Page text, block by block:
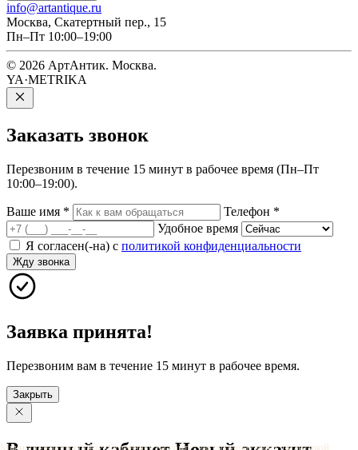
info@artantique.ru
Москва, Скатертный пер., 15
Пн–Пт 10:00–19:00
© 2026 АртАнтик. Москва.
YA·METRIKA
Заказать звонок
Перезвоним в течение 15 минут в рабочее время (Пн–Пт
10:00–19:00).
Ваше имя * Телефон *
Удобное время
Я согласен(-на) с политикой конфиденциальности
Жду звонка
Заявка принята!
Перезвоним вам в течение 15 минут в рабочее время.
Закрыть
Мы используем cookie. Оставаясь на сайте, вы соглашаетесь сполитикой